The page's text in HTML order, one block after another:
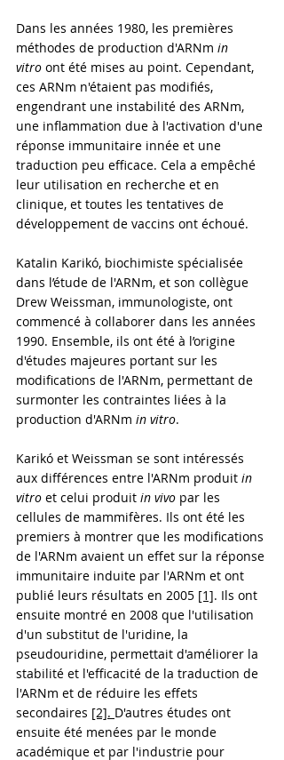
Dans les années 1980, les premières
méthodes de production d'ARNm in
vitro ont été mises au point. Cependant,
ces ARNm n'étaient pas modifiés,
engendrant une instabilité des ARNm,
une inflammation due à l'activation d'une
réponse immunitaire innée et une
traduction peu efficace. Cela a empêché
leur utilisation en recherche et en
clinique, et toutes les tentatives de
développement de vaccins ont échoué.
Katalin Karikó, biochimiste spécialisée
dans l’étude de l'ARNm, et son collègue
Drew Weissman, immunologiste, ont
commencé à collaborer dans les années
1990. Ensemble, ils ont été à l’origine
d'études majeures portant sur les
modifications de l'ARNm, permettant de
surmonter les contraintes liées à la
production d'ARNm in vitro.
Karikó et Weissman se sont intéressés
aux différences entre l'ARNm produit in
vitro et celui produit in vivo par les
cellules de mammifères. Ils ont été les
premiers à montrer que les modifications
de l'ARNm avaient un effet sur la réponse
immunitaire induite par l'ARNm et ont
publié leurs résultats en 2005 [1]. Ils ont
ensuite montré en 2008 que l'utilisation
d'un substitut de l'uridine, la
pseudouridine, permettait d'améliorer la
stabilité et l'efficacité de la traduction de
l'ARNm et de réduire les effets
secondaires [2]. D'autres études ont
ensuite été menées par le monde
académique et par l'industrie pour